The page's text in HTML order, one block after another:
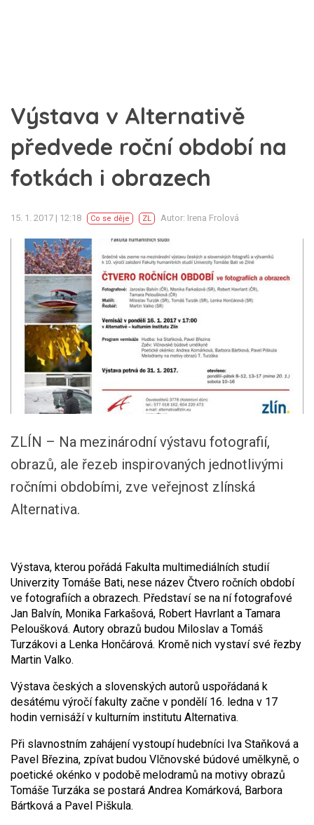
Výstava v Alternativě
předvede roční období na
fotkách i obrazech
15. 1. 2017 | 12:18 Co se děje ZL Autor: Irena Frolová
ZLÍN – Na mezinárodní výstavu fotografií,
obrazů, ale řezeb inspirovaných jednotlivými
ročními obdobími, zve veřejnost zlínská
Alternativa.
Výstava, kterou pořádá Fakulta multimediálních studií
Univerzity Tomáše Bati, nese název Čtvero ročních období
ve fotografiích a obrazech. Představí se na ní fotografové
Jan Balvín, Monika Farkašová, Robert Havrlant a Tamara
Peloušková. Autory obrazů budou Miloslav a Tomáš
Turzákovi a Lenka Hončárová. Kromě nich vystaví své řezby
Martin Valko.
Výstava českých a slovenských autorů uspořádaná k
desátému výročí fakulty začne v pondělí 16. ledna v 17
hodin vernisáží v kulturním institutu Alternativa.
Při slavnostním zahájení vystoupí hudebníci Iva Staňková a
Pavel Březina, zpívat budou Vlčnovské búdové umělkyně, o
poetické okénko v podobě melodramů na motivy obrazů
Tomáše Turzáka se postará Andrea Komárková, Barbora
Bártková a Pavel Piškula.